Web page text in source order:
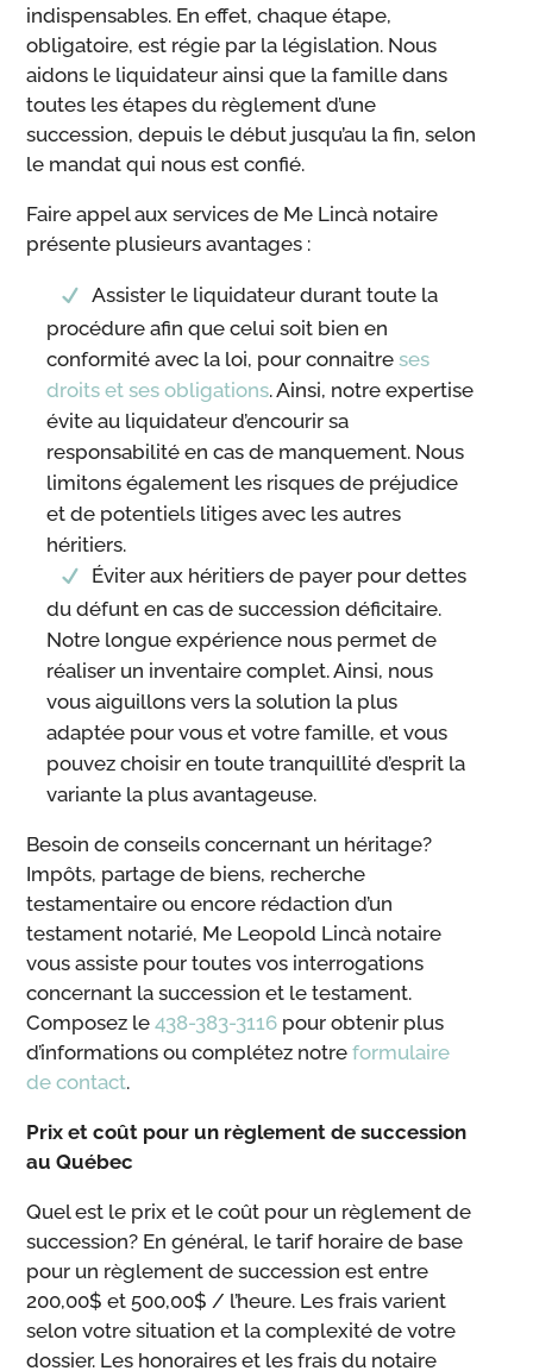
indispensables. En effet, chaque étape,
obligatoire, est régie par la législation. Nous
aidons le liquidateur ainsi que la famille dans
toutes les étapes du règlement d’une
succession, depuis le début jusqu’au la fin, selon
le mandat qui nous est confié.
Faire appel aux services de Me Lincà notaire
présente plusieurs avantages :
Assister le liquidateur durant toute la
procédure afin que celui soit bien en
conformité avec la loi, pour connaitreses
droits et ses obligations. Ainsi, notre expertise
évite au liquidateur d’encourir sa
responsabilité en cas de manquement. Nous
limitons également les risques de préjudice
et de potentiels litiges avec les autres
héritiers.
Éviter aux héritiers de payer pour dettes
du défunt en cas de succession déficitaire.
Notre longue expérience nous permet de
réaliser un inventaire complet. Ainsi, nous
vous aiguillons vers la solution la plus
adaptée pour vous et votre famille, et vous
pouvez choisir en toute tranquillité d’esprit la
variante la plus avantageuse.
Besoin de conseils concernant un héritage?
Impôts, partage de biens, recherche
testamentaire ou encore rédaction d’un
testament notarié, Me Leopold Lincà notaire
vous assiste pour toutes vos interrogations
concernant la succession et le testament.
Composez le438-383-3116 pour obtenir plus
d’informations ou complétez notreformulaire
de contact.
Prix et coût pour un règlement de succession
au Québec
Quel est le prix et le coût pour un règlement de
succession? En général, le tarif horaire de base
pour un règlement de succession est entre
200,00$ et 500,00$ / l’heure. Les frais varient
selon votre situation et la complexité de votre
dossier. Les honoraires et les frais du notaire